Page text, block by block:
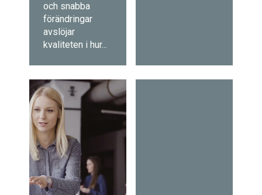
och snabba
förändringar
avslöjar
kvaliteten i hur...